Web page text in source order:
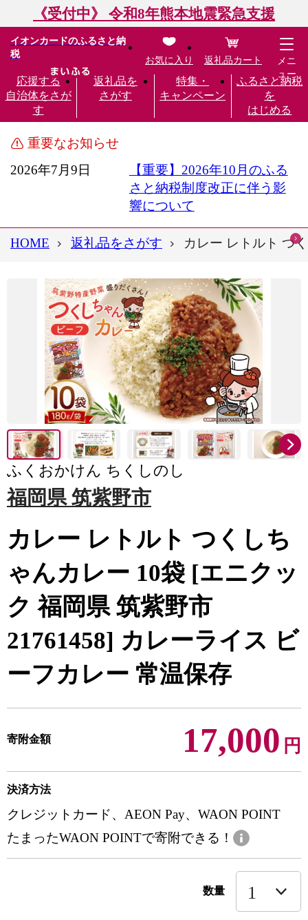
《受付中》 令和8年熊本地震緊急支援
イオンカードのふるさと納
税
応援する
自治体をさが
す
返礼品を
さがす
特集・
キャンペーン
ふるさと納税
を
はじめる
お気に入り 返礼品カート
メニ
ュー
重要なお知らせ
2026年7月9日
【重要】2026年10月のふる
さと納税制度改正に伴う影
響について
HOME 返礼品をさがす カレー レトルト つ
ふくおかけん ちくしのし
福岡県 筑紫野市
カレー レトルト つくしち
ゃんカレー 10袋 [エニクッ
ク 福岡県 筑紫野市
21761458] カレーライス ビ
ーフカレー 常温保存
寄附金額 17,000 円
決済方法
クレジットカード、AEON Pay、WAON POINT
たまったWAON POINTで寄附できる！
数量